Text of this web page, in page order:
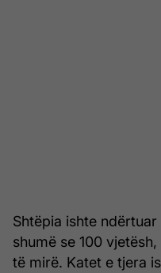
Shtëpia ishte
shumë se 100
të mirë. Katet e tjera